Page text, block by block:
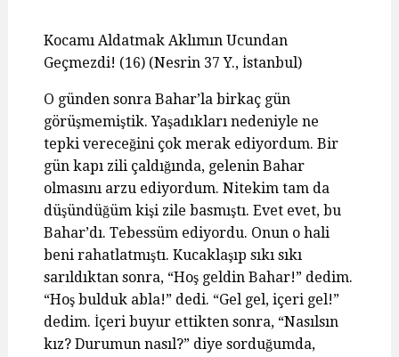
Kocamı Aldatmak Aklımın Ucundan
Geçmezdi! (16) (Nesrin 37 Y., İstanbul)
O günden sonra Bahar’la birkaç gün
görüşmemiştik. Yaşadıkları nedeniyle ne
tepki vereceğini çok merak ediyordum. Bir
gün kapı zili çaldığında, gelenin Bahar
olmasını arzu ediyordum. Nitekim tam da
düşündüğüm kişi zile basmıştı. Evet evet, bu
Bahar’dı. Tebessüm ediyordu. Onun o hali
beni rahatlatmıştı. Kucaklaşıp sıkı sıkı
sarıldıktan sonra, “Hoş geldin Bahar!” dedim.
“Hoş bulduk abla!” dedi. “Gel gel, içeri gel!”
dedim. İçeri buyur ettikten sonra, “Nasılsın
kız? Durumun nasıl?” diye sorduğumda,